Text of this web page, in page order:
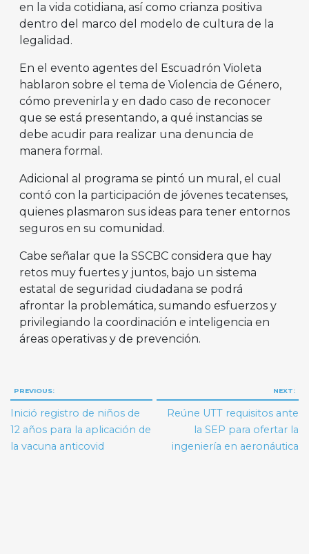
en la vida cotidiana, así como crianza positiva
dentro del marco del modelo de cultura de la
legalidad.
En el evento agentes del Escuadrón Violeta
hablaron sobre el tema de Violencia de Género,
cómo prevenirla y en dado caso de reconocer
que se está presentando, a qué instancias se
debe acudir para realizar una denuncia de
manera formal.
Adicional al programa se pintó un mural, el cual
contó con la participación de jóvenes tecatenses,
quienes plasmaron sus ideas para tener entornos
seguros en su comunidad.
Cabe señalar que la SSCBC considera que hay
retos muy fuertes y juntos, bajo un sistema
estatal de seguridad ciudadana se podrá
afrontar la problemática, sumando esfuerzos y
privilegiando la coordinación e inteligencia en
áreas operativas y de prevención.
Navegación
de
entradas
PREVIOUS:
Inició registro de niños de
12 años para la aplicación de
la vacuna anticovid
NEXT:
Reúne UTT requisitos ante
la SEP para ofertar la
ingeniería en aeronáutica